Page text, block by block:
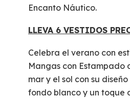
Encanto Náutico.
LLEVA 6 VESTIDOS
Celebra el verano con
Mangas con Estampado
mar y el sol con su
fondo blanco y un toque